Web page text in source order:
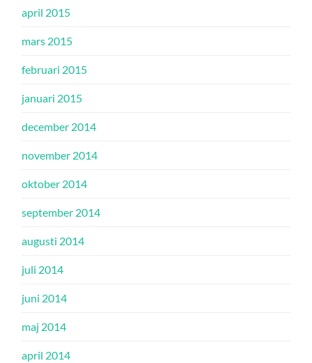
april 2015
mars 2015
februari 2015
januari 2015
december 2014
november 2014
oktober 2014
september 2014
augusti 2014
juli 2014
juni 2014
maj 2014
april 2014